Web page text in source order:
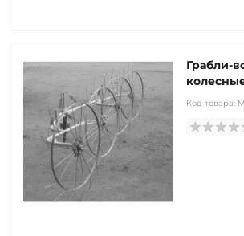
Грабли-
Код товара: